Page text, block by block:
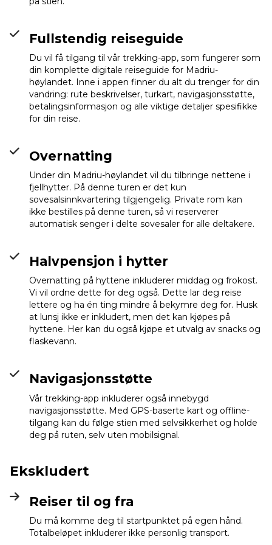
Refugi Borda de
Sorteny Info
Fullstendig reiseguide
Du vil få tilgang til vår trekking-app, som fungerer som
din komplette digitale reiseguide for Madriu-
høylandet. Inne i appen finner du alt du trenger for din
vandring: rute beskrivelser, turkart, navigasjonsstøtte,
betalingsinformasjon og alle viktige detaljer spesifikke
for din reise.
Overnatting
Under din Madriu-høylandet vil du tilbringe nettene i
fjellhytter. På denne turen er det kun
sovesalsinnkvartering tilgjengelig. Private rom kan
ikke bestilles på denne turen, så vi reserverer
automatisk senger i delte sovesaler for alle deltakere.
Halvpensjon i hytter
Overnatting på hyttene inkluderer middag og frokost.
Vi vil ordne dette for deg også. Dette lar deg reise
lettere og ha én ting mindre å bekymre deg for. Husk
at lunsj ikke er inkludert, men det kan kjøpes på
hyttene. Her kan du også kjøpe et utvalg av snacks og
flaskevann.
Navigasjonsstøtte
Vår trekking-app inkluderer også innebygd
navigasjonsstøtte. Med GPS-baserte kart og offline-
tilgang kan du følge stien med selvsikkerhet og holde
deg på ruten, selv uten mobilsignal.
Ekskludert
Reiser til og fra
Du må komme deg til startpunktet på egen hånd.
Totalbeløpet inkluderer ikke personlig transport.